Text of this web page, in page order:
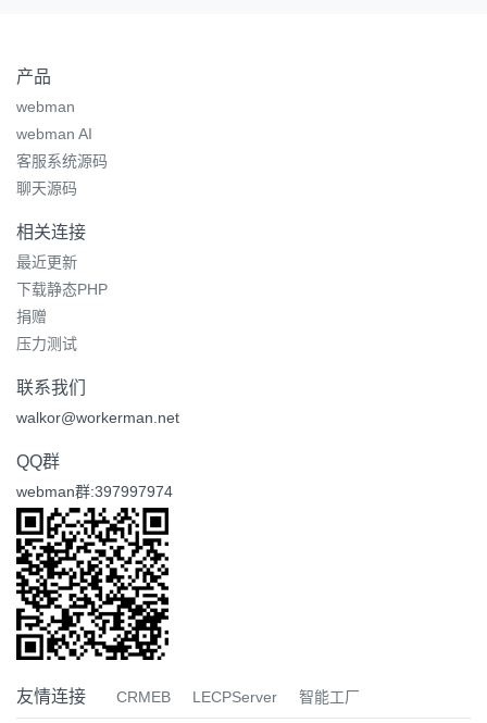
产品
webman
webman AI
客服系统源码
聊天源码
相关连接
最近更新
下载静态PHP
捐赠
压力测试
联系我们
walkor@workerman.net
QQ群
webman群:397997974
友情连接 CRMEB LECPServer 智能工厂